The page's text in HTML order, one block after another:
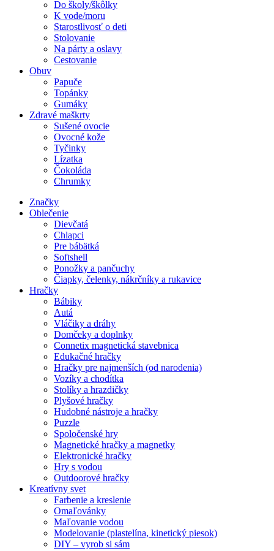
Do školy/škôlky
K vode/moru
Starostlivosť o deti
Stolovanie
Na párty a oslavy
Cestovanie
Obuv
Papuče
Topánky
Gumáky
Zdravé maškrty
Sušené ovocie
Ovocné kože
Tyčinky
Lízatka
Čokoláda
Chrumky
Značky
Oblečenie
Dievčatá
Chlapci
Pre bábätká
Softshell
Ponožky a pančuchy
Čiapky, čelenky, nákrčníky a rukavice
Hračky
Bábiky
Autá
Vláčiky a dráhy
Domčeky a doplnky
Connetix magnetická stavebnica
Edukačné hračky
Hračky pre najmenších (od narodenia)
Vozíky a chodítka
Stolíky a hrazdičky
Plyšové hračky
Hudobné nástroje a hračky
Puzzle
Spoločenské hry
Magnetické hračky a magnetky
Elektronické hračky
Hry s vodou
Outdoorové hračky
Kreatívny svet
Farbenie a kreslenie
Omaľovánky
Maľovanie vodou
Modelovanie (plastelína, kinetický piesok)
DIY – vyrob si sám